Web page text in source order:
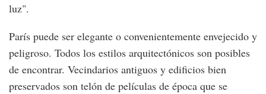
luz".
París puede ser elegante o convenientemente envejecido y
peligroso. Todos los estilos arquitectónicos son posibles
de encontrar. Vecindarios antiguos y edificios bien
preservados son telón de películas de época que se